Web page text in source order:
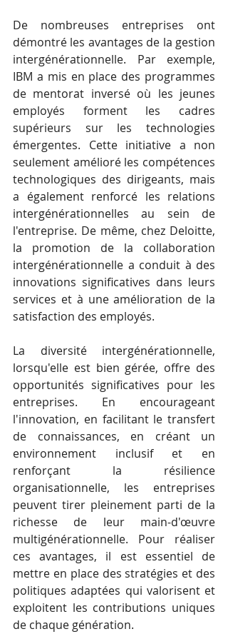
De nombreuses entreprises ont
démontré les avantages de la gestion
intergénérationnelle. Par exemple,
IBM a mis en place des programmes
de mentorat inversé où les jeunes
employés forment les cadres
supérieurs sur les technologies
émergentes. Cette initiative a non
seulement amélioré les compétences
technologiques des dirigeants, mais
a également renforcé les relations
intergénérationnelles au sein de
l'entreprise. De même, chez Deloitte,
la promotion de la collaboration
intergénérationnelle a conduit à des
innovations significatives dans leurs
services et à une amélioration de la
satisfaction des employés.
La diversité intergénérationnelle,
lorsqu'elle est bien gérée, offre des
opportunités significatives pour les
entreprises. En encourageant
l'innovation, en facilitant le transfert
de connaissances, en créant un
environnement inclusif et en
renforçant la résilience
organisationnelle, les entreprises
peuvent tirer pleinement parti de la
richesse de leur main-d'œuvre
multigénérationnelle. Pour réaliser
ces avantages, il est essentiel de
mettre en place des stratégies et des
politiques adaptées qui valorisent et
exploitent les contributions uniques
de chaque génération.